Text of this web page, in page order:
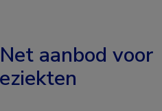
aanbod voor